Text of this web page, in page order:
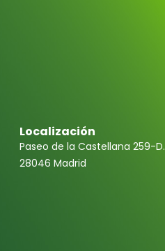
Localización
Paseo de la Castellana 259-D.
28046 Madrid